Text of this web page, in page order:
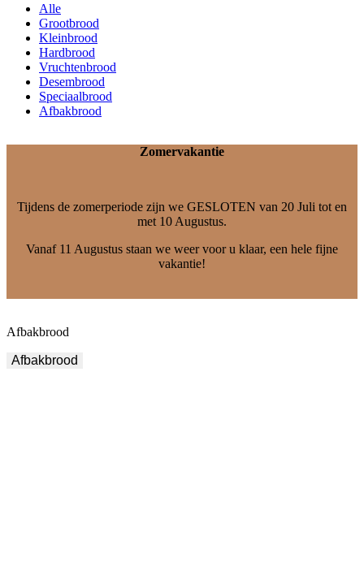
Alle
Grootbrood
Kleinbrood
Hardbrood
Vruchtenbrood
Desembrood
Speciaalbrood
Afbakbrood
Zomervakantie
Tijdens de zomerperiode zijn we GESLOTEN van 20 Juli tot en
met 10 Augustus.
Vanaf 11 Augustus staan we weer voor u klaar, een hele fijne
vakantie!
Afbakbrood
Afbakbrood